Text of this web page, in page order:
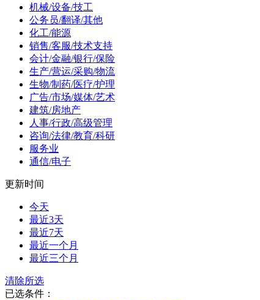
机械/设备/技工
公务员/翻译/其他
化工/能源
销售/客服/技术支持
会计/金融/银行/保险
生产/营运/采购/物流
生物/制药/医疗/护理
广告/市场/媒体/艺术
建筑/房地产
人事/行政/高级管理
咨询/法律/教育/科研
服务业
通信/电子
更新时间
今天
最近3天
最近7天
最近一个月
最近三个月
清除所选
已选条件：